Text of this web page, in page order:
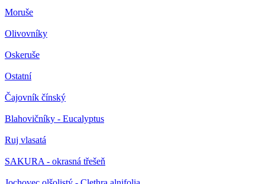
Moruše
Olivovníky
Oskeruše
Ostatní
Čajovník čínský
Blahovičníky - Eucalyptus
Ruj vlasatá
SAKURA - okrasná třešeň